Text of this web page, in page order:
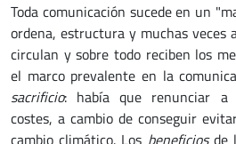
Toda comunicación sucede en un
ordena, estructura y muchas veces
circulan y sobre todo reciben los
el marco prevalente en la
sacrificio: había que renunciar a
costes, a cambio de conseguir
cambio climático. Los beneficiosde